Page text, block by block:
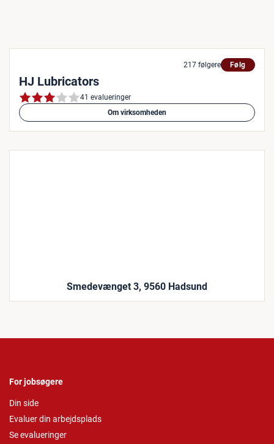
217 følgere Følg
HJ Lubricators
41 evalueringer
Om virksomheden
Smedevænget 3, 9560 Hadsund
For jobsøgere
Din side
Evaluer din arbejdsplads
Se evalueringer